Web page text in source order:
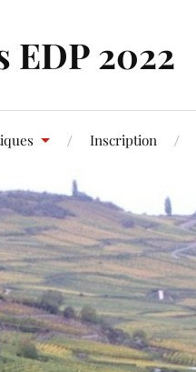
EDP 2022
Inscription